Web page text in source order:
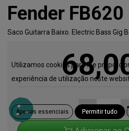
Fender FB620
Saco Guitarra Baixo. Electric Bass Gig
Utilizamos cookies para lhe
experiência de utilização neste
Apenas essenciais Permitir tudo